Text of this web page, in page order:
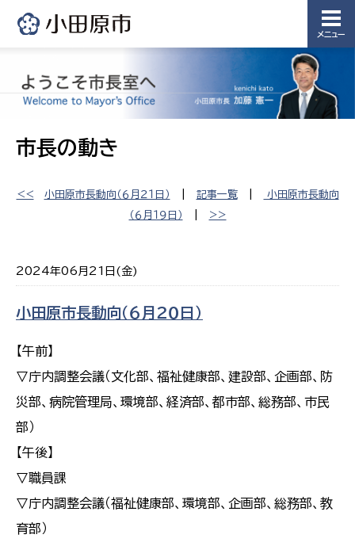
メニュー
市長の動き
<< 小田原市長動向（６月２１日） 記事一覧|
小田原市長動向
（６月１９日）
>>
2024年06月21日(金)
小田原市長動向（６月２０日）
【午前】
▽庁内調整会議（文化部、福祉健康部、建設部、企画部、防
災部、病院管理局、環境部、経済部、都市部、総務部、市民
部）
【午後】
▽職員課
▽庁内調整会議（福祉健康部、環境部、企画部、総務部、教
育部）